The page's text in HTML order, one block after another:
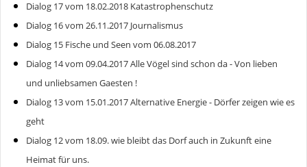
Dialog 17 vom 18.02.2018 Katastrophenschutz
Dialog 16 vom 26.11.2017 Journalismus
Dialog 15 Fische und Seen vom 06.08.2017
Dialog 14 vom 09.04.2017 Alle Vögel sind schon da - Von lieben
und unliebsamen Gaesten !
Dialog 13 vom 15.01.2017 Alternative Energie - Dörfer zeigen wie es
geht
Dialog 12 vom 18.09. wie bleibt das Dorf auch in Zukunft eine
Heimat für uns.